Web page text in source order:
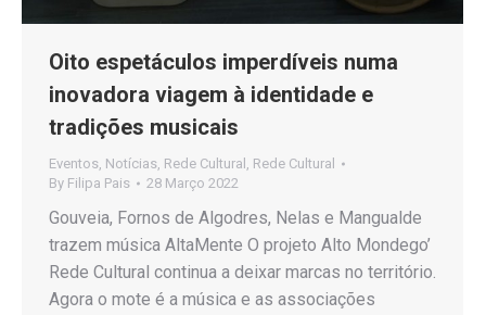
Oito espetáculos imperdíveis numa
inovadora viagem à identidade e
tradições musicais
Eventos, Notícias, Rede Cultural , Rede Cultural
By Filipa Pais 28 Março 2022
Gouveia, Fornos de Algodres, Nelas e Mangualde
trazem música AltaMente O projeto Alto Mondego’
Rede Cultural continua a deixar marcas no território.
Agora o mote é a música e as associações